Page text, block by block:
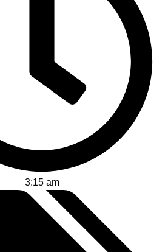
3:15 am